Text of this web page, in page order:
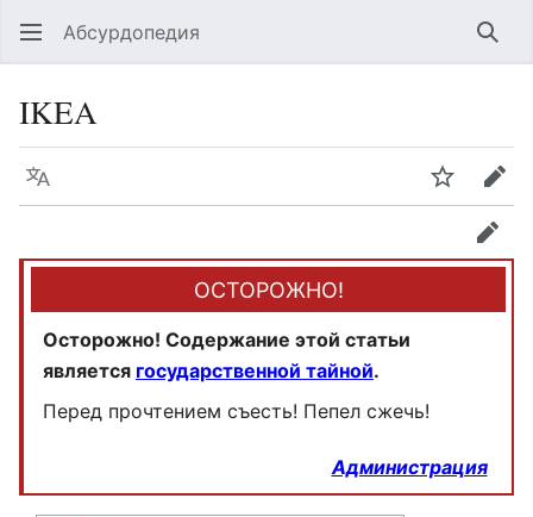
Абсурдопедия
IKEA
Язык
ОСТОРОЖНО!
Осторожно! Содержание этой статьи
является государственной тайной.
Перед прочтением съесть! Пепел сжечь!
Администрация